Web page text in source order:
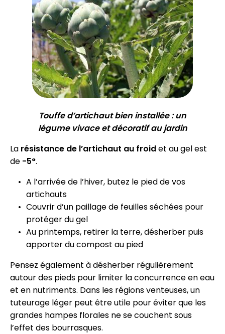
Touffe d’artichaut bien installée : un
légume vivace et décoratif au jardin
La résistance de l’artichaut au froidet au gel est
de -5°.
A l’arrivée de l’hiver, butez le pied de vos
artichauts
Couvrir d’un paillage de feuilles séchées pour
protéger du gel
Au printemps, retirer la terre, désherber puis
apporter du compost au pied
Pensez également à désherber régulièrement
autour des pieds pour limiter la concurrence en eau
et en nutriments. Dans les régions venteuses, un
tuteurage léger peut être utile pour éviter que les
grandes hampes florales ne se couchent sous
l’effet des bourrasques.